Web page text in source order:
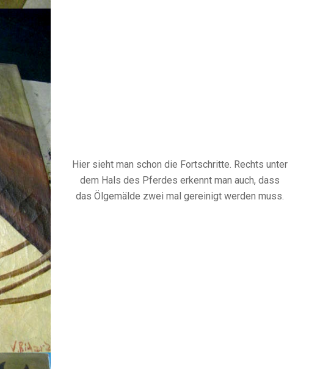
Hier sieht man schon die Fortschritte. Rechts unter
dem Hals des Pferdes erkennt man auch, dass
das Ölgemälde zwei mal gereinigt werden muss.